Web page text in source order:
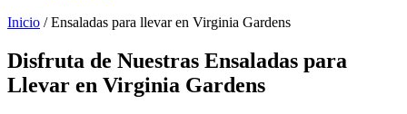
Inicio / Ensaladas para llevar en Virginia Gardens
Disfruta de Nuestras Ensaladas para
Llevar en Virginia Gardens